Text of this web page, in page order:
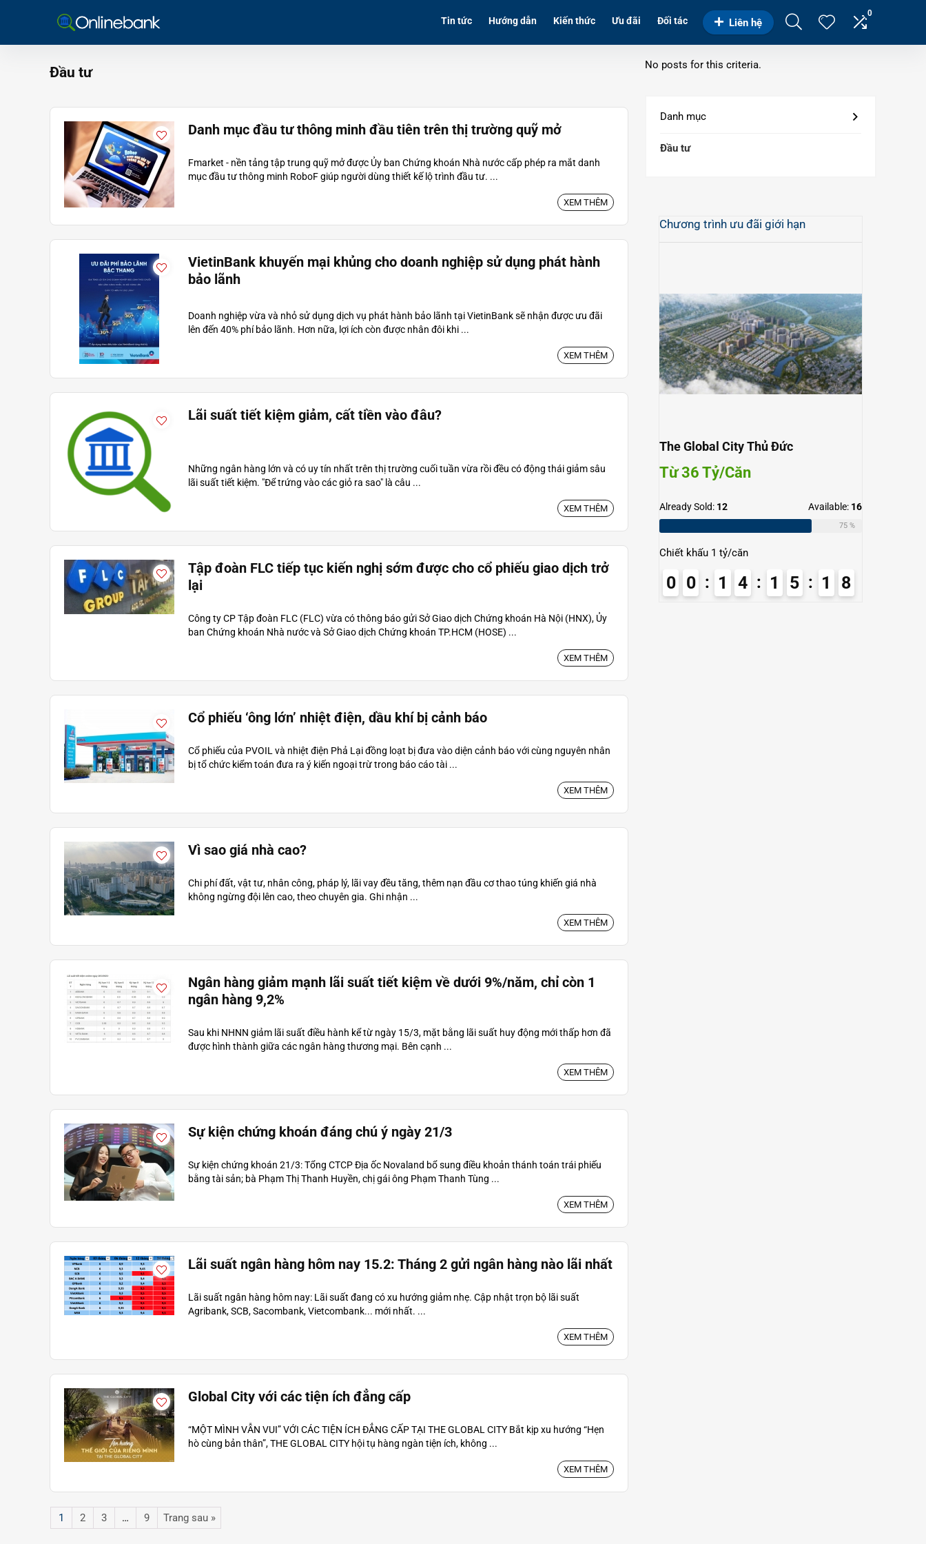
Tin tức Hướng dẫn Kiến thức Ưu đãi Đối tác Liên hệ
0
Đầu tư
Danh mục đầu tư thông minh đầu tiên trên thị trường quỹ mở
Fmarket - nền tảng tập trung quỹ mở được Ủy ban Chứng khoán Nhà nước cấp phép ra mắt danh
mục đầu tư thông minh RoboF giúp người dùng thiết kế lộ trình đầu tư. ...
XEM THÊM
VietinBank khuyến mại khủng cho doanh nghiệp sử dụng phát hành
bảo lãnh
Doanh nghiệp vừa và nhỏ sử dụng dịch vụ phát hành bảo lãnh tại VietinBank sẽ nhận được ưu đãi
lên đến 40% phí bảo lãnh. Hơn nữa, lợi ích còn được nhân đôi khi ...
XEM THÊM
Lãi suất tiết kiệm giảm, cất tiền vào đâu?
Những ngân hàng lớn và có uy tín nhất trên thị trường cuối tuần vừa rồi đều có động thái giảm sâu
lãi suất tiết kiệm. "Để trứng vào các giỏ ra sao" là câu ...
XEM THÊM
Tập đoàn FLC tiếp tục kiến nghị sớm được cho cổ phiếu giao dịch trở
lại
Công ty CP Tập đoàn FLC (FLC) vừa có thông báo gửi Sở Giao dịch Chứng khoán Hà Nội (HNX), Ủy
ban Chứng khoán Nhà nước và Sở Giao dịch Chứng khoán TP.HCM (HOSE) ...
XEM THÊM
Cổ phiếu ‘ông lớn’ nhiệt điện, dầu khí bị cảnh báo
Cổ phiếu của PVOIL và nhiệt điện Phả Lại đồng loạt bị đưa vào diện cảnh báo với cùng nguyên nhân
bị tổ chức kiểm toán đưa ra ý kiến ngoại trừ trong báo cáo tài ...
XEM THÊM
Vì sao giá nhà cao?
Chi phí đất, vật tư, nhân công, pháp lý, lãi vay đều tăng, thêm nạn đầu cơ thao túng khiến giá nhà
không ngừng đội lên cao, theo chuyên gia. Ghi nhận ...
XEM THÊM
Ngân hàng giảm mạnh lãi suất tiết kiệm về dưới 9%/năm, chỉ còn 1
ngân hàng 9,2%
Sau khi NHNN giảm lãi suất điều hành kể từ ngày 15/3, mặt bằng lãi suất huy động mới thấp hơn đã
được hình thành giữa các ngân hàng thương mại. Bên cạnh ...
XEM THÊM
Sự kiện chứng khoán đáng chú ý ngày 21/3
Sự kiện chứng khoán 21/3: Tổng CTCP Địa ốc Novaland bổ sung điều khoản thánh toán trái phiếu
bằng tài sản; bà Phạm Thị Thanh Huyền, chị gái ông Phạm Thanh Tùng ...
XEM THÊM
Lãi suất ngân hàng hôm nay 15.2: Tháng 2 gửi ngân hàng nào lãi nhất
Lãi suất ngân hàng hôm nay: Lãi suất đang có xu hướng giảm nhẹ. Cập nhật trọn bộ lãi suất
Agribank, SCB, Sacombank, Vietcombank... mới nhất. ...
XEM THÊM
Global City với các tiện ích đẳng cấp
“MỘT MÌNH VẪN VUI” VỚI CÁC TIỆN ÍCH ĐẲNG CẤP TẠI THE GLOBAL CITY Bắt kịp xu hướng “Hẹn
hò cùng bản thân”, THE GLOBAL CITY hội tụ hàng ngàn tiện ích, không ...
XEM THÊM
1 2 3 … 9 Trang sau »
No posts for this criteria.
Danh mục
Đầu tư
Chương trình ưu đãi giới hạn
The Global City Thủ Đức
Từ 36 Tỷ/Căn
Already Sold: 12 Available: 16
75 %
Chiết khấu 1 tỷ/căn
0 0 1 4 1 5 1
7
8